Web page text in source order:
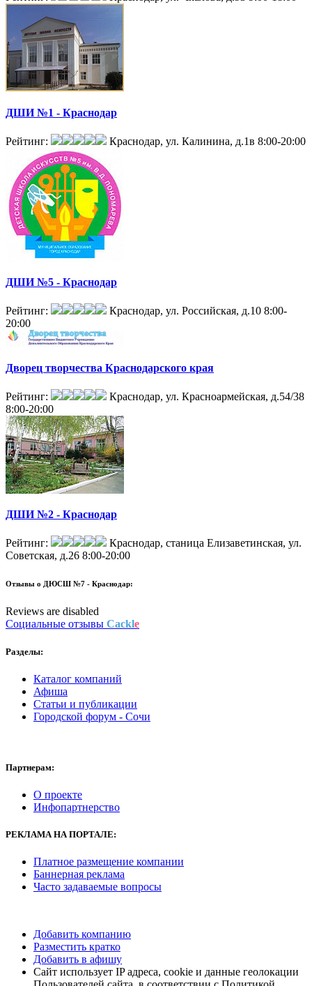
ДШИ №1 - Краснодар
Рейтинг: Краснодар, ул. Калинина, д.1в 8:00-20:00
ДШИ №5 - Краснодар
Рейтинг: Краснодар, ул. Российская, д.10 8:00-
20:00
Дворец творчества Краснодарского края
Рейтинг:
Краснодар, ул. Красноармейская, д.54/38
8:00-20:00
ДШИ №2 - Краснодар
Рейтинг:
Краснодар, станица Елизаветинская, ул.
Советская, д.26 8:00-20:00
Отзывы о ДЮСШ №7 - Краснодар:
Reviews are disabled
Социальные отзывы Cackle
Разделы:
Каталог компаний
Афиша
Статьи и публикации
Городской форум - Сочи
Партнерам:
О проекте
Инфопартнерство
РЕКЛАМА НА ПОРТАЛЕ:
Платное размещение компании
Баннерная реклама
Часто задаваемые вопросы
Добавить компанию
Разместить кратко
Добавить в афишу
Сайт использует IP адреса, cookie и данные геолокации